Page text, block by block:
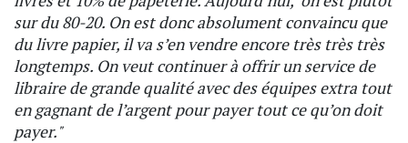
sur du 80-20. On est donc absolument convaincu que
du livre papier, il va s’en vendre encore très très très
longtemps. On veut continuer à offrir un service de
libraire de grande qualité avec des équipes extra tout
en gagnant de l’argent pour payer tout ce qu’on doit
payer."